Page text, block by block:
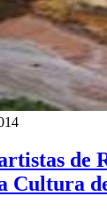
de
Cultura